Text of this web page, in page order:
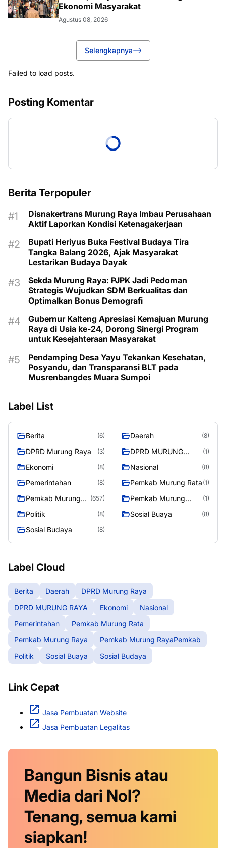
Ekonomi Masyarakat
Agustus 08, 2026
Selengkapnya
Failed to load posts.
Posting Komentar
Berita Terpopuler
Disnakertrans Murung Raya Imbau Perusahaan
Aktif Laporkan Kondisi Ketenagakerjaan
Bupati Heriyus Buka Festival Budaya Tira
Tangka Balang 2026, Ajak Masyarakat
Lestarikan Budaya Dayak
Sekda Murung Raya: PJPK Jadi Pedoman
Strategis Wujudkan SDM Berkualitas dan
Optimalkan Bonus Demografi
Gubernur Kalteng Apresiasi Kemajuan Murung
Raya di Usia ke-24, Dorong Sinergi Program
untuk Kesejahteraan Masyarakat
Pendamping Desa Yayu Tekankan Kesehatan,
Posyandu, dan Transparansi BLT pada
Musrenbangdes Muara Sumpoi
Label List
Berita (6) Daerah (8)
DPRD Murung Raya (3)
DPRD MURUNG
RAYA
(1)
Ekonomi (8) Nasional (8)
Pemerintahan (8) Pemkab Murung Rata (1)
Pemkab Murung
Raya
(657)
Pemkab Murung
RayaPemkab
(1)
Politik (8) Sosial Buaya (8)
Sosial Budaya (8)
Label Cloud
Berita Daerah
DPRD Murung Raya
DPRD MURUNG RAYA
Ekonomi
Nasional
Pemerintahan
Pemkab Murung Rata
Pemkab Murung Raya
Pemkab Murung RayaPemkab
Politik
Sosial Buaya Sosial Budaya
Link Cepat
Jasa Pembuatan Website
Jasa Pembuatan Legalitas
Bangun Bisnis atau
Media dari Nol?
Tenang, semua kami
siapkan!